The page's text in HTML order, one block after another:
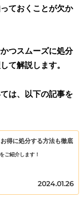
ておくことが欠か
つスムーズに処分
て解説します。
は、以下の記事を
得に処分する方法も徹底
ご紹介します！
2024.01.26